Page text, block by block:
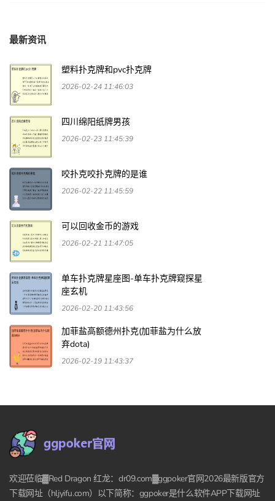
最新资讯
塑料扑克牌和pvc扑克牌
2026-02-24 11:46:03
四川绵阳纸牌男孩
2026-02-23 11:45:39
咬扑克咬扑克牌的是谁
2026-02-22 11:45:59
可以回收金币的游戏
2026-02-21 11:47:05
单车扑克牌星座图-单车扑克牌窥探星
座玄机
2026-02-20 11:43:56
加菲盐高额德州扑克(加菲盐为什么放
弃dota)
2026-02-19 11:43:37
欢迎莅临▓Red Dragon 红龙：dr09.com▓ggpoker官网2026最新版官方
下载网址（hljyifu.com）以下简称：ggpoker是什么软件APP下载网址